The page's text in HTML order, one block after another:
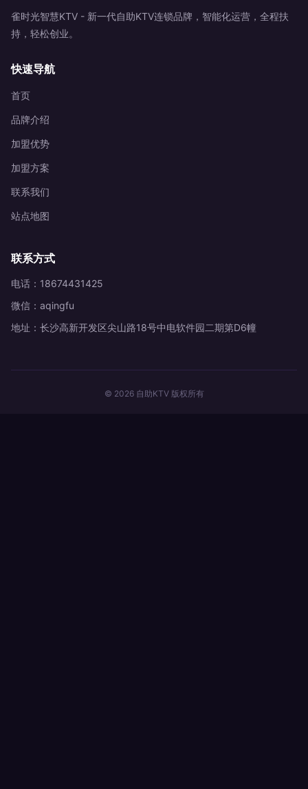
雀时光智慧KTV - 新一代自助KTV连锁品牌，智能化运营，全程扶
持，轻松创业。
快速导航
首页
品牌介绍
加盟优势
加盟方案
联系我们
站点地图
联系方式
电话：18674431425
微信：aqingfu
地址：长沙高新开发区尖山路18号中电软件园二期第D6幢
© 2026 自助KTV 版权所有